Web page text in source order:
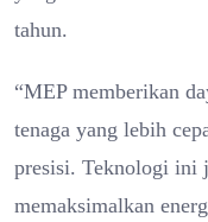
tahun.
“MEP memberikan
tenaga yang lebih
presisi. Teknologi ini
memaksimalkan